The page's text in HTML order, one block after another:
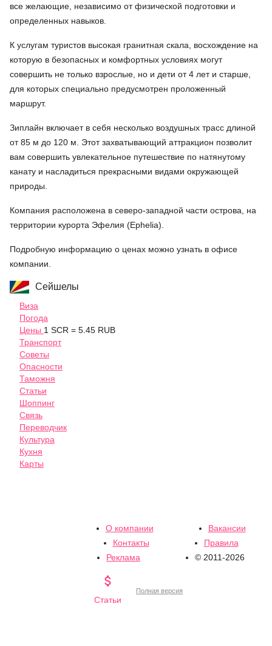
все желающие, независимо от физической подготовки и
определенных навыков.
К услугам туристов высокая гранитная скала, восхождение на
которую в безопасных и комфортных условиях могут
совершить не только взрослые, но и дети от 4 лет и старше,
для которых специально предусмотрен проложенный
маршрут.
Зиплайн включает в себя несколько воздушных трасс длиной
от 85 м до 120 м. Этот захватывающий аттракцион позволит
вам совершить увлекательное путешествие по натянутому
канату и насладиться прекрасными видами окружающей
природы.
Компания расположена в северо-западной части острова, на
территории курорта Эфелия (Ephelia).
Подробную информацию о ценах можно узнать в офисе
компании.
Сейшелы
Виза
Погода
Цены 1 SCR = 5.45 RUB
Транспорт
Советы
Опасности
Таможня
Статьи
Шоппинг
Связь
Переводчик
Культура
Кухня
Карты
О компании
Вакансии
Контакты
Правила
Реклама
© 2011-2026

Статьи
Полная версия